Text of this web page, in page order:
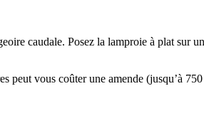
caudale. Posez la lamproie à plat sur
peut vous coûter une amende (jusqu’à